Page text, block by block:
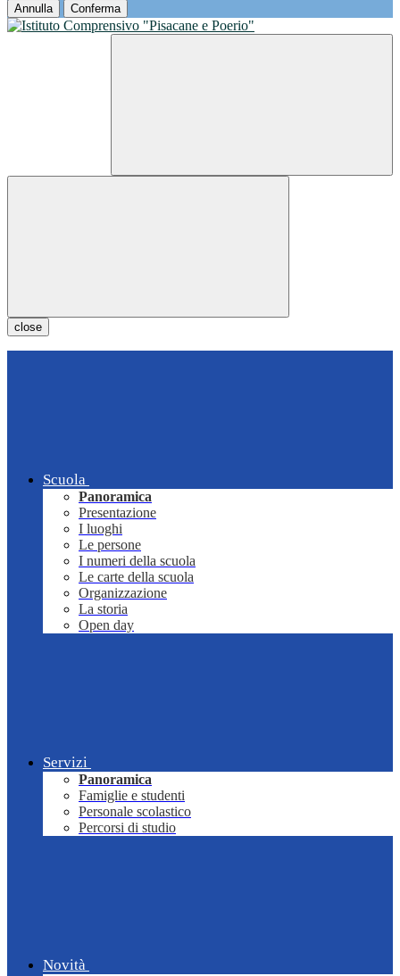
Annulla Conferma
close
Scuola
Panoramica
Presentazione
I luoghi
Le persone
I numeri della scuola
Le carte della scuola
Organizzazione
La storia
Open day
Servizi
Panoramica
Famiglie e studenti
Personale scolastico
Percorsi di studio
Novità